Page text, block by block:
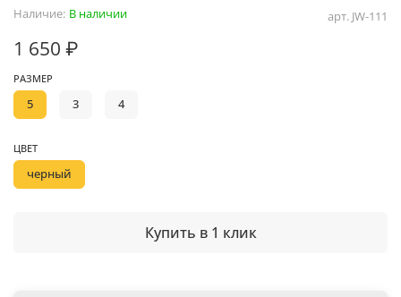
арт. JW-111
Наличие: В наличии
1 650 ₽
Купить в 1 клик
РАЗМЕР
5 3 4
ЦВЕТ
черный